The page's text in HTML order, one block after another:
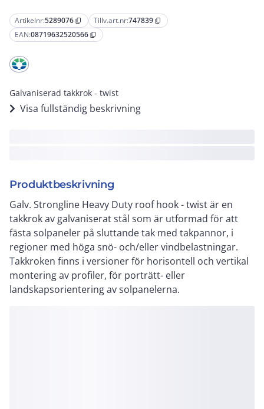
Artikelnr:5289076 content_copy Tillv.art.nr:747839 content_copy
EAN:08719632520566 content_copy
Galvaniserad takkrok - twist
Visa fullständig beskrivning
Produktbeskrivning
Galv. Strongline Heavy Duty roof hook - twist är en
takkrok av galvaniserat stål som är utformad för att
fästa solpaneler på sluttande tak med takpannor, i
regioner med höga snö- och/eller vindbelastningar.
Takkroken finns i versioner för horisontell och vertikal
montering av profiler, för porträtt- eller
landskapsorientering av solpanelerna.